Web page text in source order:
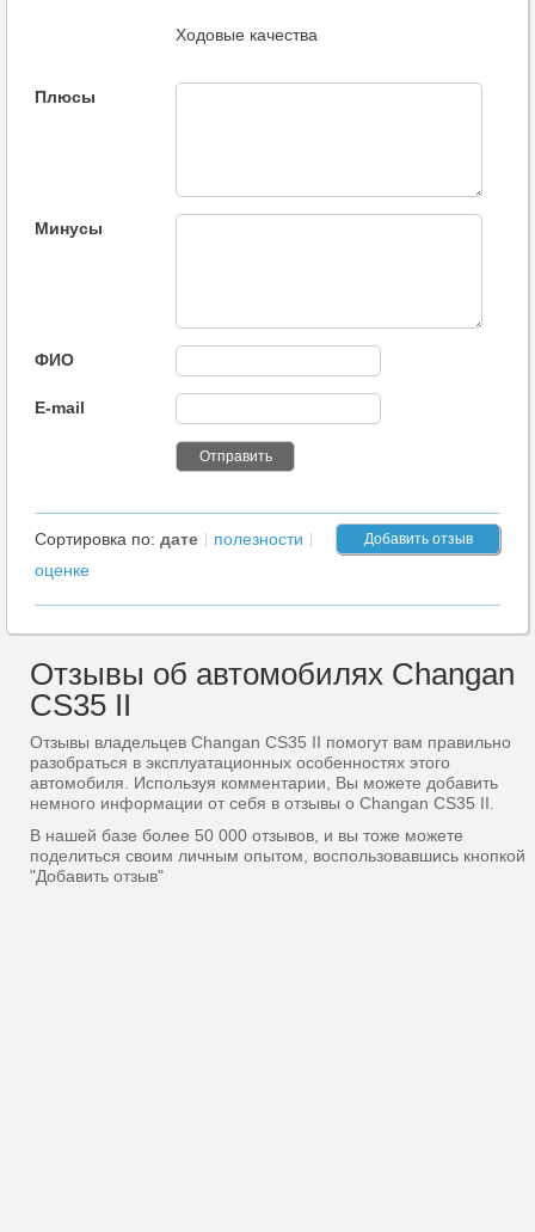
Ходовые качества
Плюсы
Минусы
ФИО
E-mail
Добавить отзыв
Сортировка по: дате
полезности
оценке
Отзывы об автомобилях Changan
CS35 II
Отзывы владельцев Changan CS35 II помогут вам правильно
разобраться в эксплуатационных особенностях этого
автомобиля. Используя комментарии, Вы можете добавить
немного информации от себя в отзывы о Changan CS35 II.
В нашей базе более 50 000 отзывов, и вы тоже можете
поделиться своим личным опытом, воспользовавшись кнопкой
"Добавить отзыв"